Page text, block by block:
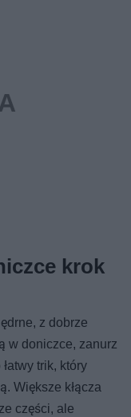
krok
z dobrze
w doniczce, zanurz
trik, który
Większe kłącza
części, ale